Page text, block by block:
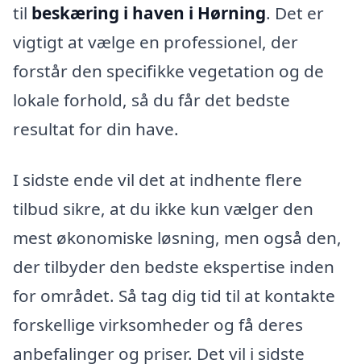
til beskæring i haven i Hørning. Det er
vigtigt at vælge en professionel, der
forstår den specifikke vegetation og de
lokale forhold, så du får det bedste
resultat for din have.
I sidste ende vil det at indhente flere
tilbud sikre, at du ikke kun vælger den
mest økonomiske løsning, men også den,
der tilbyder den bedste ekspertise inden
for området. Så tag dig tid til at kontakte
forskellige virksomheder og få deres
anbefalinger og priser. Det vil i sidste